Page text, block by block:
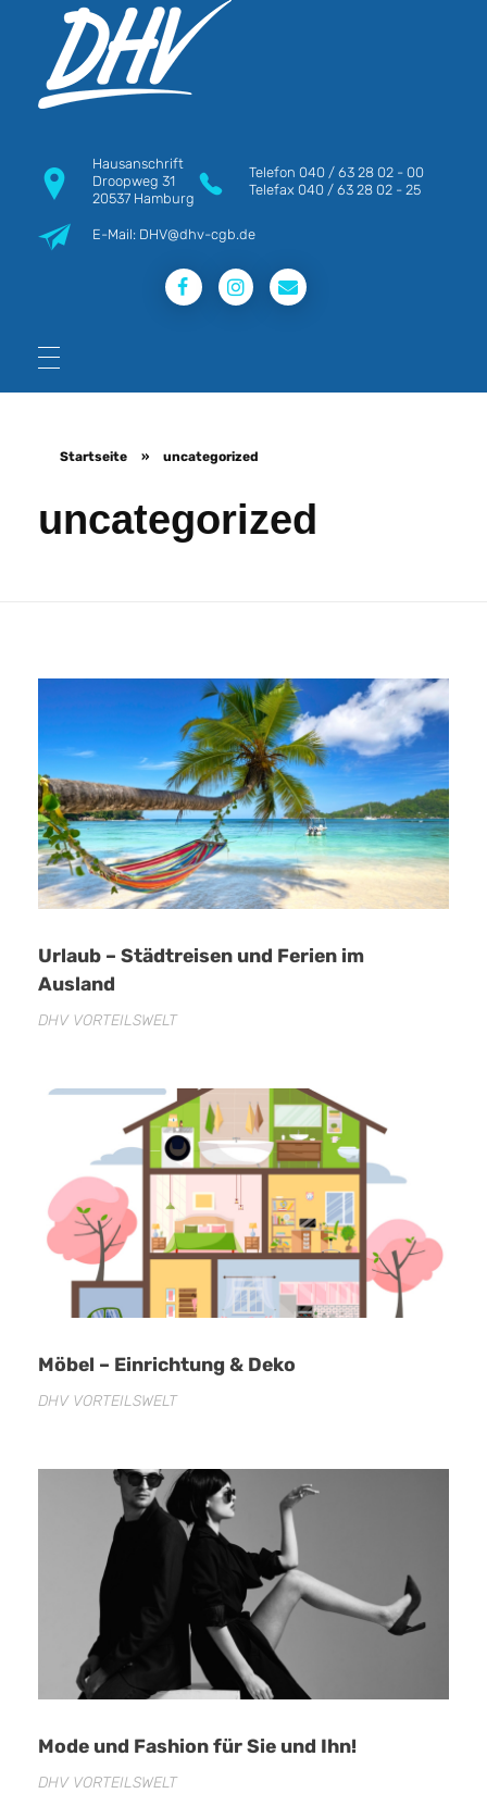
Hausanschrift
Droopweg 31
20537 Hamburg
Telefon 040 / 63 28 02 - 00
Telefax 040 / 63 28 02 - 25
E-Mail: DHV@dhv-cgb.de
Startseite » uncategorized
uncategorized
Urlaub – Städtreisen und Ferien im
Ausland
DHV VORTEILSWELT
Möbel – Einrichtung & Deko
DHV VORTEILSWELT
Mode und Fashion für Sie und Ihn!
DHV VORTEILSWELT